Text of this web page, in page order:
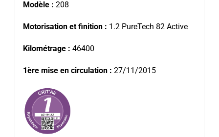
Modèle : 208
Motorisation et finition : 1.2 PureTech 82 Active
Kilométrage : 46400
1ère mise en circulation : 27/11/2015